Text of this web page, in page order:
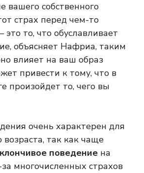
вашего собственного
страх перед чем-то
то, что обуславливает
объясняет Нафриа, таким
влияет на ваш образ
привести к тому, что в
произойдет то, чего вы
очень характерен для
возраста, так как чаще
поведение на
многочисленных страхов